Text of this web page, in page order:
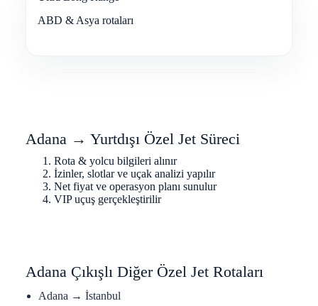
ABD & Asya rotaları
Adana → Yurtdışı Özel Jet Süreci
Rota & yolcu bilgileri alınır
İzinler, slotlar ve uçak analizi yapılır
Net fiyat ve operasyon planı sunulur
VIP uçuş gerçekleştirilir
Adana Çıkışlı Diğer Özel Jet Rotaları
Adana → İstanbul